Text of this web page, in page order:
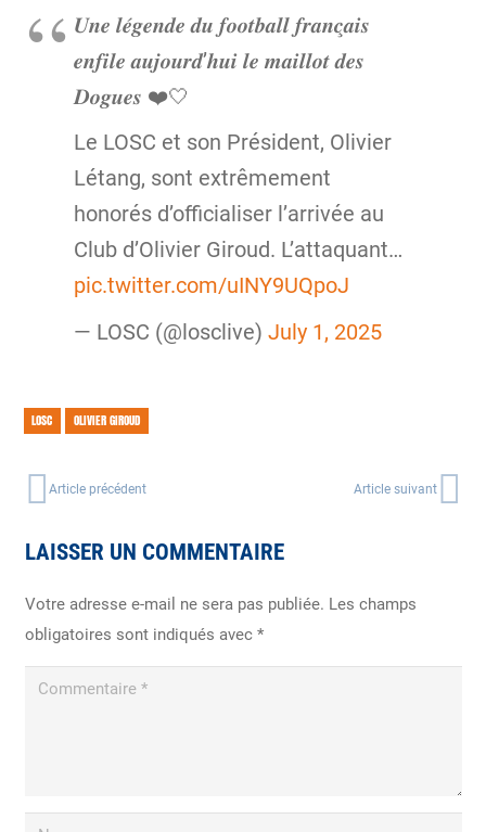
𝑼𝒏𝒆 𝒍𝒆́𝒈𝒆𝒏𝒅𝒆 𝒅𝒖 𝒇𝒐𝒐𝒕𝒃𝒂𝒍𝒍 𝒇𝒓𝒂𝒏𝒄̧𝒂𝒊𝒔
𝒆𝒏𝒇𝒊𝒍𝒆 𝒂𝒖𝒋𝒐𝒖𝒓𝒅’𝒉𝒖𝒊 𝒍𝒆 𝒎𝒂𝒊𝒍𝒍𝒐𝒕 𝒅𝒆𝒔
𝑫𝒐𝒈𝒖𝒆𝒔 ❤️🤍
Le LOSC et son Président, Olivier
Létang, sont extrêmement
honorés d’officialiser l’arrivée au
Club d’Olivier Giroud. L’attaquant…
pic.twitter.com/uINY9UQpoJ
— LOSC (@losclive) July 1, 2025
LOSC OLIVIER GIROUD
Article précédent Article suivant
LAISSER UN COMMENTAIRE
Votre adresse e-mail ne sera pas publiée. Les champs
obligatoires sont indiqués avec *